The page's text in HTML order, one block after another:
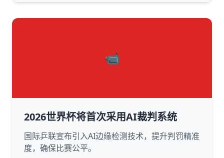
📹
2026世界杯将首次采用AI裁判系统
国际乒联宣布引入AI边缘检测技术，提升判罚精准
度，确保比赛公平。